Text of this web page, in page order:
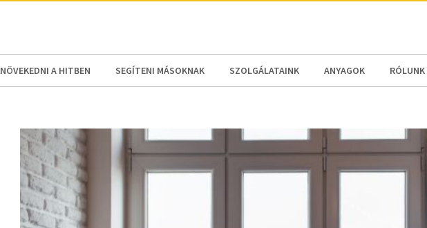
NÖVEKEDNI A HITBEN SEGÍTENI MÁSOKNAK SZOLGÁLATAINK ANYAGOK RÓLUNK